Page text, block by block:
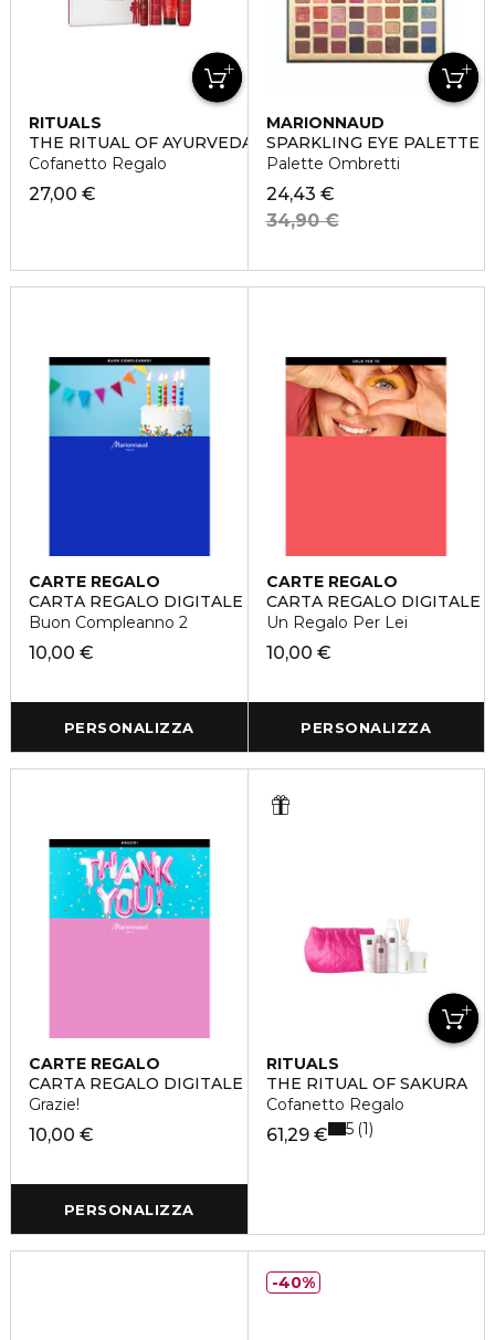
RITUALS
THE RITUAL OF AYURVEDA SMALL
Cofanetto Regalo
27,00 €
MARIONNAUD
SPARKLING EYE PALETTE
Palette Ombretti
24,43 €
34,90 €
PERSONALIZZA
CARTE REGALO
CARTA REGALO DIGITALE
Buon Compleanno 2
10,00 €
PERSONALIZZA
CARTE REGALO
CARTA REGALO DIGITALE
Un Regalo Per Lei
10,00 €
PERSONALIZZA
CARTE REGALO
CARTA REGALO DIGITALE
Grazie!
10,00 €
RITUALS
THE RITUAL OF SAKURA
Cofanetto Regalo
61,29 € 5 1
40%